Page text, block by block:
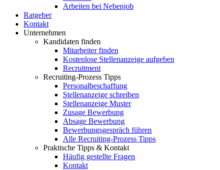
Arbeiten bei Nebenjob
Ratgeber
Kontakt
Unternehmen
Kandidaten finden
Mitarbeiter finden
Kostenlose Stellenanzeige aufgeben
Recruitment
Recruiting-Prozess Tipps
Personalbeschaffung
Stellenanzeige schreiben
Stellenanzeige Muster
Zusage Bewerbung
Absage Bewerbung
Bewerbungsgespräch führen
Alle Recruiting-Prozess Tipps
Praktische Tipps & Kontakt
Häufig gestellte Fragen
Kontakt